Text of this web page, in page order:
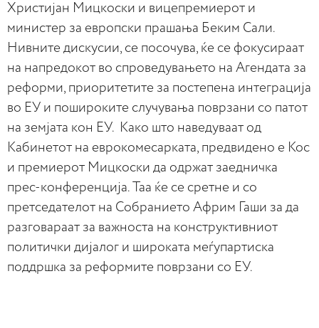
Христијан Мицкоски и вицепремиерот и
министер за европски прашања Беким Сали.
Нивните дискусии, се посочува, ќе се фокусираат
на напредокот во спроведувањето на Агендата за
реформи, приоритетите за постепена интеграција
во ЕУ и пошироките случувања поврзани со патот
на земјата кон ЕУ. Како што наведуваат од
Кабинетот на еврокомесарката, предвидено е Кос
и премиерот Мицкоски да одржат заедничка
прес-конференција. Таа ќе се сретне и со
претседателот на Собранието Африм Гаши за да
разговараат за важноста на конструктивниот
политички дијалог и широката меѓупартиска
поддршка за реформите поврзани со ЕУ.